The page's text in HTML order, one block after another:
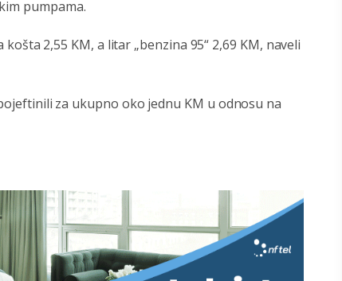
pumpama.
2,55 KM, a litar „benzina 95“ 2,69 KM, naveli
za ukupno oko jednu KM u odnosu na